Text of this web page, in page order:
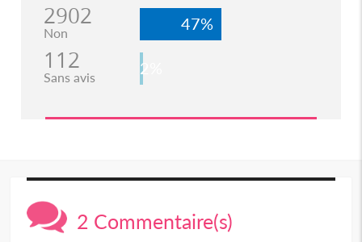
2902
Non 47%
112
Sans avis 2%
2 Commentaire(s)